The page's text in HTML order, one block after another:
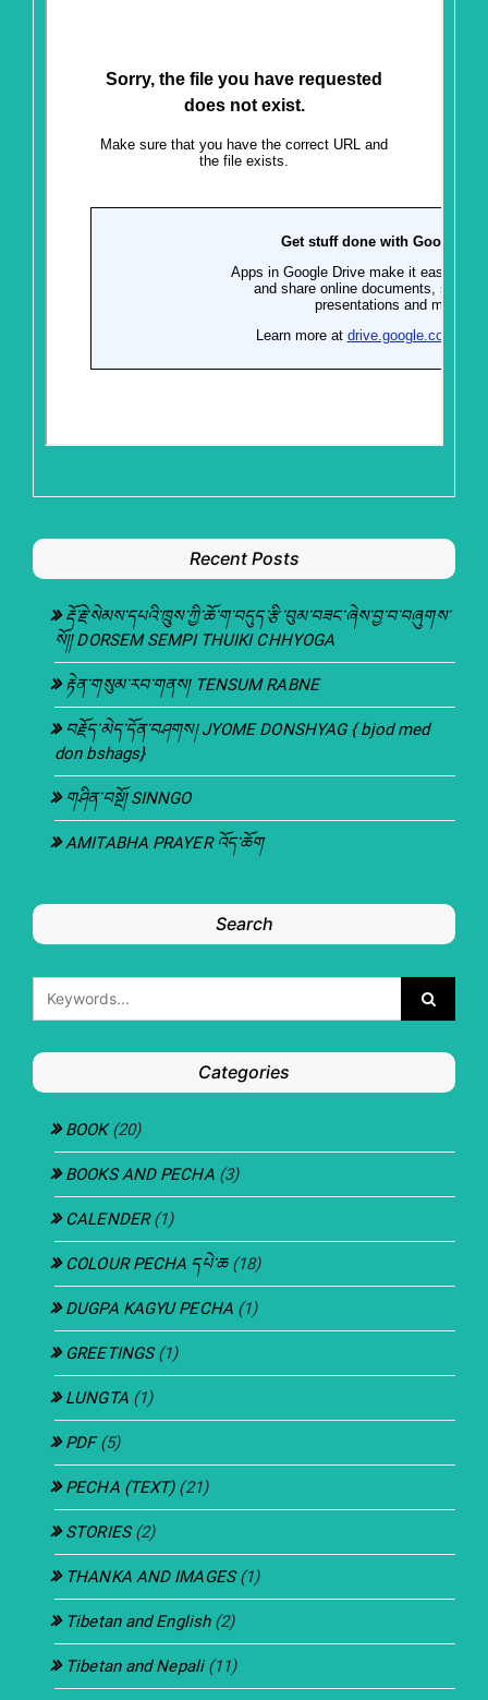
Recent Posts
རྡོ་རྗེ་སེམས་དཔའི་ཁྲུས་ཀྱི་ཆོ་ག་བདུད་རྩི་བུམ་བཟང་ཞེས་བྱ་བ་བཞུགས་
སོ།། DORSEM SEMPI THUIKI CHHYOGA
རྟེན་གསུམ་རབ་གནས། TENSUM RABNE
བརྗོད་མེད་དོན་བཤགས། JYOME DONSHYAG { bjod med
don bshags}
གཤིན་བསྔོ། SINNGO
AMITABHA PRAYER འོད་ཆོག
Search
Categories
BOOK(20)
BOOKS AND PECHA(3)
CALENDER(1)
COLOUR PECHA དཔེ་ཆ(18)
DUGPA KAGYU PECHA(1)
GREETINGS(1)
LUNGTA(1)
PDF(5)
PECHA (TEXT)(21)
STORIES(2)
THANKA AND IMAGES(1)
Tibetan and English(2)
Tibetan and Nepali(11)